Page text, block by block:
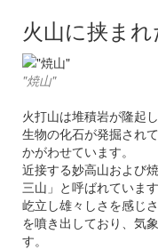
火山に挟ま
"焼山"
火打山は堆積岩が隆起
生物の化石が発掘され
かがわせています。
近接する妙高山および
三山」と呼ばれていま
屹立し雄々しさを感じ
を噴き出しており、気
す。